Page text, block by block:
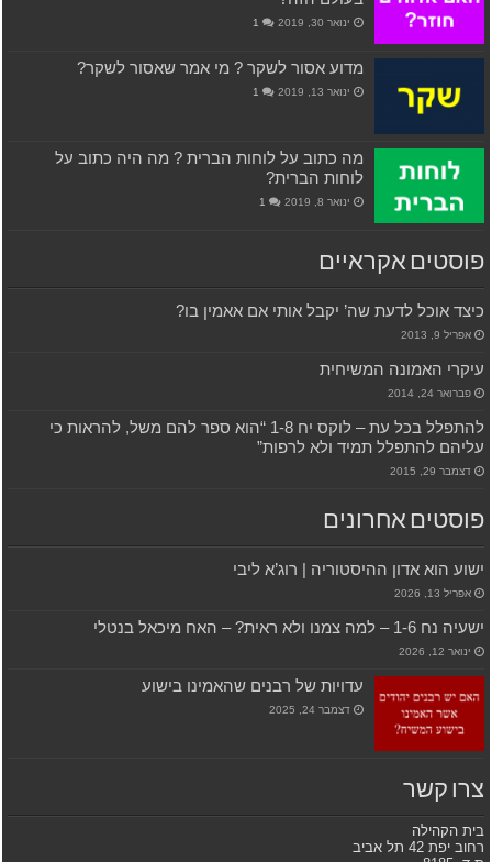
ינואר 30, 2019 1
מדוע אסור לשקר ? מי אמר שאסור לשקר?
ינואר 13, 2019 1
מה כתוב על לוחות הברית ? מה היה כתוב על
לוחות הברית?
ינואר 8, 2019 1
פוסטים אקראיים
כיצד אוכל לדעת שה’ יקבל אותי אם אאמין בו?
אפריל 9, 2013
עיקרי האמונה המשיחית
פברואר 24, 2014
להתפלל בכל עת – לוקס יח 1-8 “הוא ספר להם משל, להראות כי
עליהם להתפלל תמיד ולא לרפות”
דצמבר 29, 2015
פוסטים אחרונים
ישוע הוא אדון ההיסטוריה | רוג’א ליבי
אפריל 13, 2026
ישעיה נח 1-6 – למה צמנו ולא ראית? – האח מיכאל בנטלי
ינואר 12, 2026
עדויות של רבנים שהאמינו בישוע
דצמבר 24, 2025
צרו קשר
בית הקהילה
רחוב יפת 42 תל אביב